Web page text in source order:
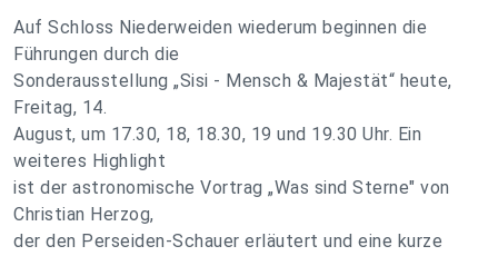
Auf Schloss Niederweiden wiederum beginnen die
Führungen durch die
Sonderausstellung „Sisi - Mensch & Majestät“ heute,
Freitag, 14.
August, um 17.30, 18, 18.30, 19 und 19.30 Uhr. Ein
weiteres Highlight
ist der astronomische Vortrag „Was sind Sterne" von
Christian Herzog,
der den Perseiden-Schauer erläutert und eine kurze